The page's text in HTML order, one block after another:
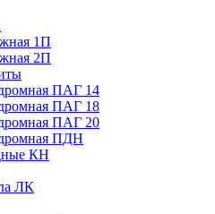
1П
2П
ПАГ 14
ПАГ 18
ПАГ 20
ПДН
КН
ЛК